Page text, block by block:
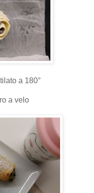
a 180°
a velo